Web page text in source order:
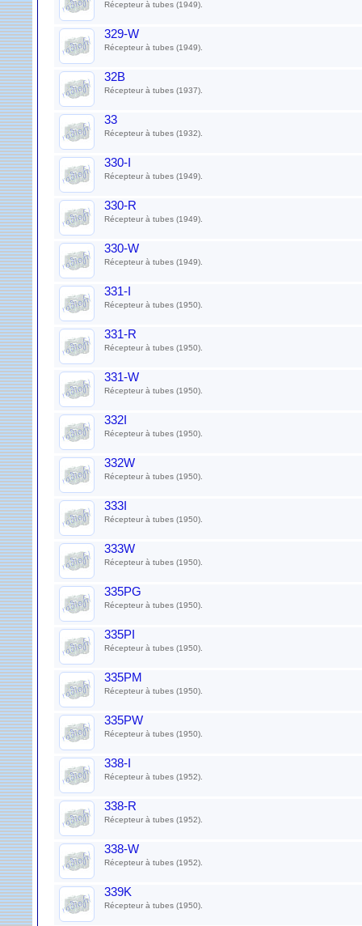
Récepteur à tubes (1949).
329-W
Récepteur à tubes (1949).
32B
Récepteur à tubes (1937).
33
Récepteur à tubes (1932).
330-I
Récepteur à tubes (1949).
330-R
Récepteur à tubes (1949).
330-W
Récepteur à tubes (1949).
331-I
Récepteur à tubes (1950).
331-R
Récepteur à tubes (1950).
331-W
Récepteur à tubes (1950).
332I
Récepteur à tubes (1950).
332W
Récepteur à tubes (1950).
333I
Récepteur à tubes (1950).
333W
Récepteur à tubes (1950).
335PG
Récepteur à tubes (1950).
335PI
Récepteur à tubes (1950).
335PM
Récepteur à tubes (1950).
335PW
Récepteur à tubes (1950).
338-I
Récepteur à tubes (1952).
338-R
Récepteur à tubes (1952).
338-W
Récepteur à tubes (1952).
339K
Récepteur à tubes (1950).